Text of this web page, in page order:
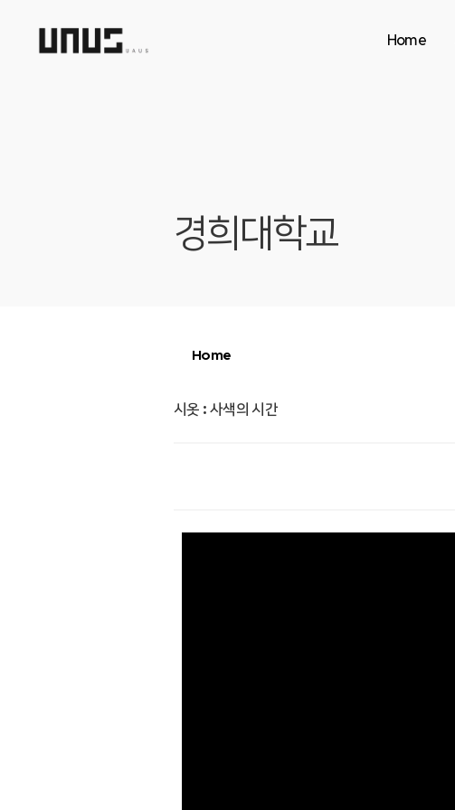
Home
경희대학교
Home
시옷 : 사색의 시간